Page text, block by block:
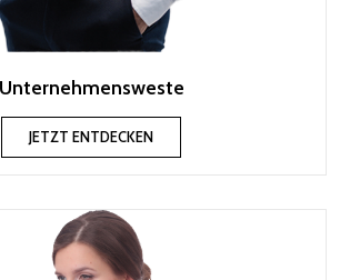
Unternehmensweste
JETZT ENTDECKEN